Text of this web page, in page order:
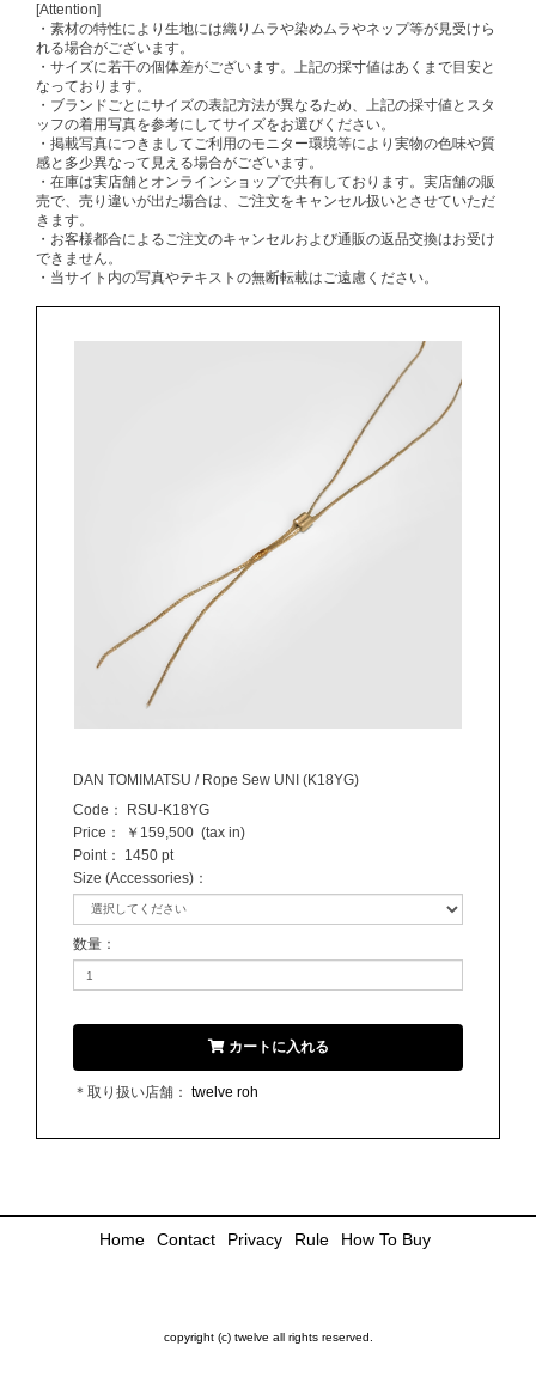
[Attention]
・素材の特性により生地には織りムラや染めムラやネップ等が見受けら
れる場合がございます。
・サイズに若干の個体差がございます。上記の採寸値はあくまで目安と
なっております。
・ブランドごとにサイズの表記方法が異なるため、上記の採寸値とスタ
ッフの着用写真を参考にしてサイズをお選びください。
・掲載写真につきましてご利用のモニター環境等により実物の色味や質
感と多少異なって見える場合がございます。
・在庫は実店舗とオンラインショップで共有しております。実店舗の販
売で、売り違いが出た場合は、ご注文をキャンセル扱いとさせていただ
きます。
・お客様都合によるご注文のキャンセルおよび通販の返品交換はお受け
できません。
・当サイト内の写真やテキストの無断転載はご遠慮ください。
DAN TOMIMATSU / Rope Sew UNI (K18YG)
Code：
RSU-K18YG
Price：
￥159,500 (tax in)
Point： 1450 pt
Size (Accessories) ：
数量 ：
カートに入れる
＊取り扱い店舗： twelve roh
Home Contact Privacy Rule How To Buy
copyright (c) twelve all rights reserved.